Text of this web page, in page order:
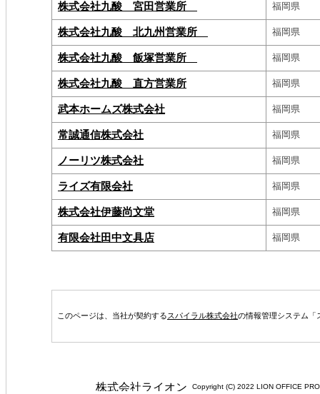
株式会社九酸 宮田営業所 福岡県
株式会社九酸 北九州営業所 福岡県
株式会社九酸 飯塚営業所 福岡県
株式会社九酸 直方営業所 福岡県
武本ホームズ株式会社 福岡県
常誠通信株式会社 福岡県
ノーリツ株式会社 福岡県
ライズ有限会社 福岡県
株式会社伊藤尚文堂 福岡県
有限会社田中文具店 福岡県
このページは、当社が契約するスパイラル株式会社の情報管理システム「
Copyright (C) 2022 LION OFFICE